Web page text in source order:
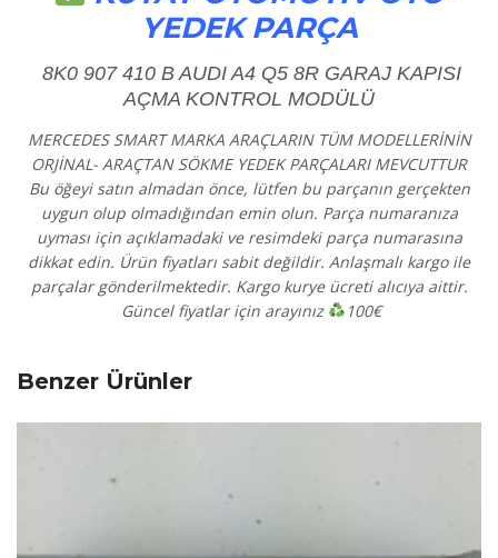
YEDEK PARÇA
8K0 907 410 B AUDI A4 Q5 8R GARAJ KAPISI
AÇMA KONTROL MODÜLÜ​
MERCEDES SMART MARKA ARAÇLARIN TÜM MODELLERİNİN
ORJİNAL- ARAÇTAN SÖKME YEDEK PARÇALARI MEVCUTTUR
Bu öğeyi satın almadan önce, lütfen bu parçanın gerçekten
uygun olup olmadığından emin olun. Parça numaranıza
uymasıiçin açıklamadaki ve resimdeki parça numarasına
dikkat edin. Ürün fiyatları sabit değildir. Anlaşmalı kargo ile
parçalar gönderilmektedir. Kargo kurye ücreti alıcıya aittir.
Güncel fiyatlar için arayınız
100€
Benzer Ürünler